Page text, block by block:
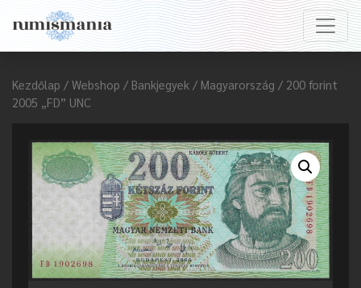
Kezdőlap / Webshop / Bankjegyek / Magyarország / 200 forint
2005 „FD” UNC